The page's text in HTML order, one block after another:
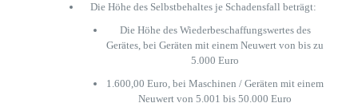
Die Höhe des Selbstbehaltes je Schadensfall beträgt:
Die Höhe des Wiederbeschaffungswertes des
Gerätes, bei Geräten mit einem Neuwert von bis zu
5.000 Euro
1.600,00 Euro, bei Maschinen / Geräten mit einem
Neuwert von 5.001 bis 50.000 Euro